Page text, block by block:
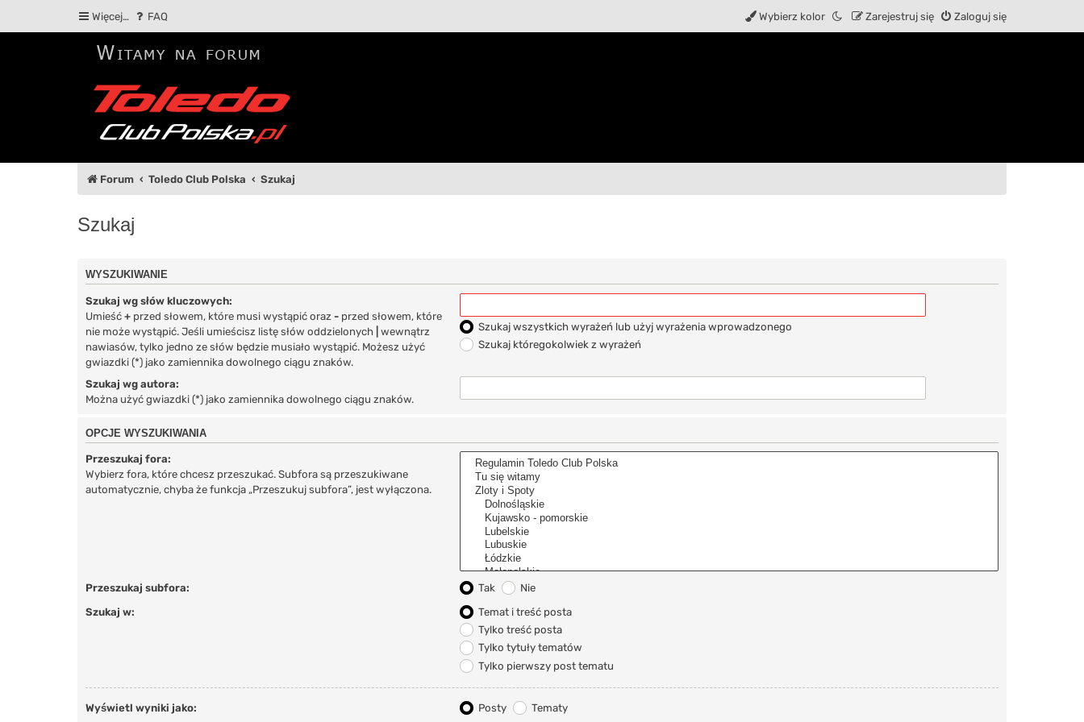
Więcej… FAQ Zaloguj się
Zarejestruj się
Wybierz kolor
Forum Toledo Club Polska Szukaj
Szukaj
WYSZUKIWANIE
Szukaj wg słów kluczowych:
Umieść + przed słowem, które musi wystąpić oraz - przed słowem, które
nie może wystąpić. Jeśli umieścisz listę słów oddzielonych
wewnątrz
nawiasów, tylko jedno ze słów będzie musiało wystąpić. Możesz użyć
gwiazdki (*) jako zamiennika dowolnego ciągu znaków.
Szukaj wszystkich wyrażeń lub użyj wyrażenia wprowadzonego
Szukaj któregokolwiek z wyrażeń
Szukaj wg autora:
Można użyć gwiazdki (*) jako zamiennika dowolnego ciągu znaków.
OPCJE WYSZUKIWANIA
Przeszukaj fora:
Wybierz fora, które chcesz przeszukać. Subfora są przeszukiwane
automatycznie, chyba że funkcja „Przeszukuj subfora”, jest wyłączona.
Przeszukaj subfora: Tak Nie
Szukaj w:
Temat i treść posta
Tylko treść posta
Tylko tytuły tematów
Tylko pierwszy post tematu
Wyświetl wyniki jako: Posty Tematy